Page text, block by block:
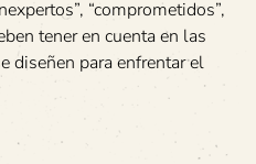
“comprometidos”,
tener en cuenta en las
diseñen para enfrentar el